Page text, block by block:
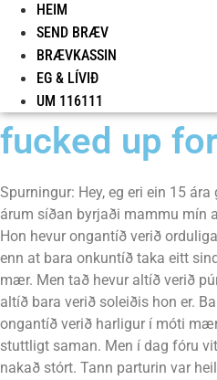
HEIM
SEND BRÆV
BRÆVKASSIN
EG & LÍVIÐ
UM 116111
fucked up
Spurningur: Hey, eg eri ein 15
árum síðan byrjaði mammu mín
Hon hevur ongantíð verið
enn at bara onkuntíð taka eitt
mær. Men tað hevur altíð verið
altíð bara verið soleiðis hon er.
ongantíð verið harligur í móti
stuttligt saman. Men í dag fóru
nakað stórt. Tann parturin var